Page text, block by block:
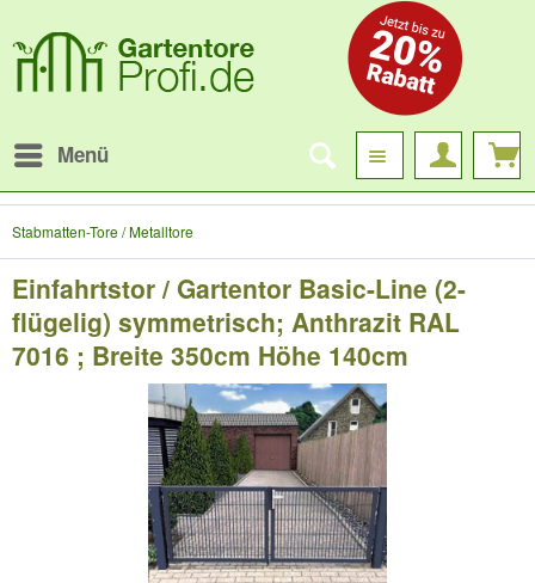
Menü
Stabmatten-Tore / Metalltore
Einfahrtstor / Gartentor Basic-Line (2-
flügelig) symmetrisch; Anthrazit RAL
7016 ; Breite 350cm Höhe 140cm